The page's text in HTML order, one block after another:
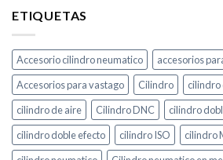
ETIQUETAS
Accesorio cilindro neumatico
accesorios
Accesorios para vastago
Cilindro
cilindro
cilindro de aire
Cilindro DNC
cilindro
cilindro doble efecto
cilindro ISO
cilindro